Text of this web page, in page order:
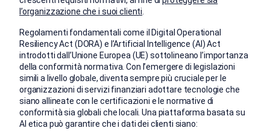
l’organizzazione che i suoi clienti
Regolamenti fondamentali come il Digital Operational
Resiliency Act (DORA) e l’Artificial Intelligence (AI) Act
introdotti dall’Unione Europea (UE) sottolineano l’importanza
della conformità normativa. Con l’emergere di legislazioni
simili a livello globale, diventa sempre più cruciale per le
organizzazioni di servizi finanziari adottare tecnologie che
siano allineate con le certificazioni e le normative di
conformità sia globali che locali. Una piattaforma basata su
AI etica può garantire che i dati dei clienti siano: